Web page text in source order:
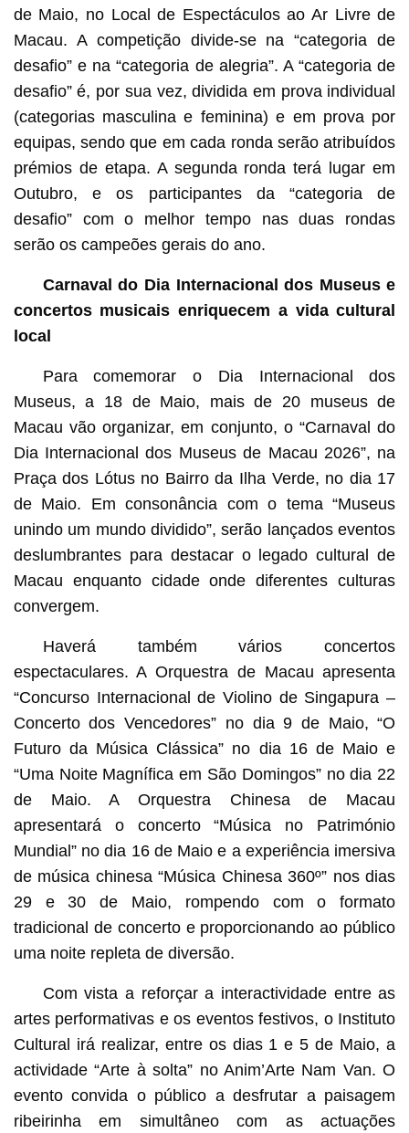
de Maio, no Local de Espectáculos ao Ar Livre de
Macau. A competição divide-se na “categoria de
desafio” e na “categoria de alegria”. A “categoria de
desafio” é, por sua vez, dividida em prova individual
(categorias masculina e feminina) e em prova por
equipas, sendo que em cada ronda serão atribuídos
prémios de etapa. A segunda ronda terá lugar em
Outubro, e os participantes da “categoria de
desafio” com o melhor tempo nas duas rondas
serão os campeões gerais do ano.
Carnaval do Dia Internacional dos Museus e
concertos musicais enriquecem a vida cultural
local
Para comemorar o Dia Internacional dos
Museus, a 18 de Maio, mais de 20 museus de
Macau vão organizar, em conjunto, o “Carnaval do
Dia Internacional dos Museus de Macau 2026”, na
Praça dos Lótus no Bairro da Ilha Verde, no dia 17
de Maio. Em consonância com o tema “Museus
unindo um mundo dividido”, serão lançados eventos
deslumbrantes para destacar o legado cultural de
Macau enquanto cidade onde diferentes culturas
convergem.
Haverá também vários concertos
espectaculares. A Orquestra de Macau apresenta
“Concurso Internacional de Violino de Singapura –
Concerto dos Vencedores” no dia 9 de Maio, “O
Futuro da Música Clássica” no dia 16 de Maio e
“Uma Noite Magnífica em São Domingos” no dia 22
de Maio. A Orquestra Chinesa de Macau
apresentará o concerto “Música no Património
Mundial” no dia 16 de Maio e a experiência imersiva
de música chinesa “Música Chinesa 360º” nos dias
29 e 30 de Maio, rompendo com o formato
tradicional de concerto e proporcionando ao público
uma noite repleta de diversão.
Com vista a reforçar a interactividade entre as
artes performativas e os eventos festivos, o Instituto
Cultural irá realizar, entre os dias 1 e 5 de Maio, a
actividade “Arte à solta” no Anim’Arte Nam Van. O
evento convida o público a desfrutar a paisagem
ribeirinha em simultâneo com as actuações